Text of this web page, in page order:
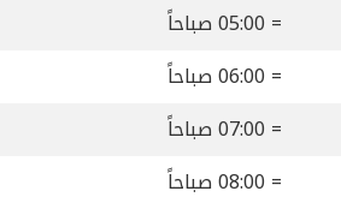
= 05:00 صباحاً
= 06:00 صباحاً
= 07:00 صباحاً
= 08:00 صباحاً